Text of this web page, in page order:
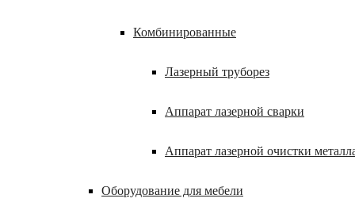
Комбинированные
Лазерный труборез
Аппарат лазерной сварки
Аппарат лазерной очистки
Оборудование для мебели